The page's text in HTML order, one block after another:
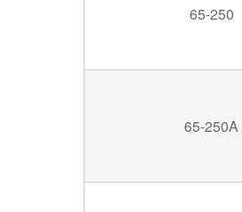
65-250
65-250A